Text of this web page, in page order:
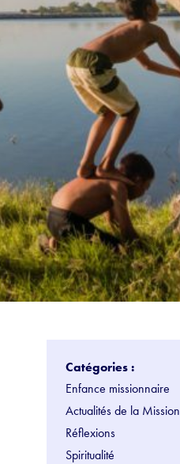
Catégories :
Enfance missionnaire
Actualités de la Mission
Réflexions
Spiritualité